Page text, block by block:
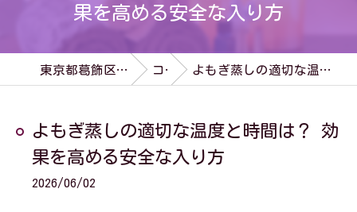
果を高める安全な入り方
東京都葛飾区のダイエットなら七つ星 コラム よもぎ蒸しの適切な温度と時間は？ 効果を高める安全な入り方
よもぎ蒸しの適切な温度と時間は？ 効
果を高める安全な入り方
2026/06/02